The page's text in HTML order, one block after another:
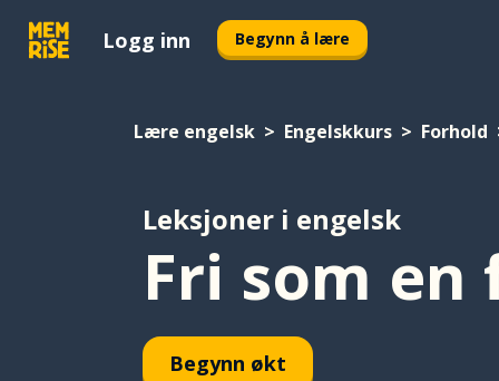
Logg inn Begynn å lære
Lære engelsk Engelskkurs Forhold
Leksjoner i engelsk
Fri som en
Begynn økt